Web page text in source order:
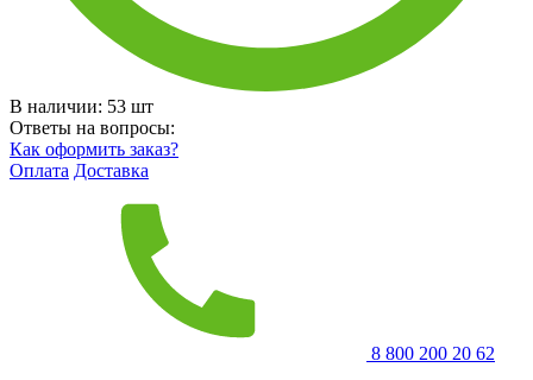
В наличии: 53 шт
Ответы на вопросы:
Как оформить заказ?
Оплата Доставка
8 800 200 20 62